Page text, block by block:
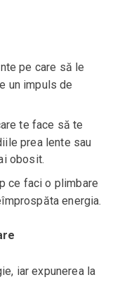
pe care să le
un impuls de
te face să te
prea lente sau
obosit.
ce faci o plimbare
energia.
iar expunerea la